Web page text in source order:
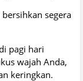
segera
pagi hari
wajah Anda,
keringkan.